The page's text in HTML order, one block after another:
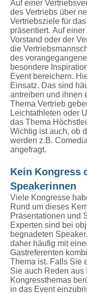
Auf einer
des Vertriebs über
Vertriebsziele für
präsentiert. Auf
Vorstand oder der
die
des
besondere
Event bereichern.
Einsatz. Das sind
antreiben und ihnen
Thema Vertrieb
Leichtathleten oder
das Thema
Wichtig ist auch, ob
werden z.B.
angefragt.
Kein Kongress
Speakerinnen
Viele Kongresse
Rund um dieses
Präsentationen und
Experten sind bei
begnadeten
daher häufig mit
Gastreferenten
Thema ist. Falls Sie
Sie auch Reden aus
Kongressthemas
in das Event